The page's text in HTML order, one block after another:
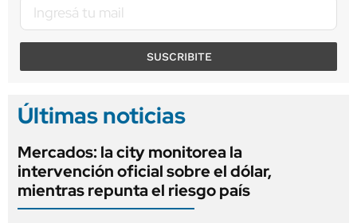
SUSCRIBITE
Últimas noticias
Mercados: la city monitorea la
intervención oficial sobre el dólar,
mientras repunta el riesgo país